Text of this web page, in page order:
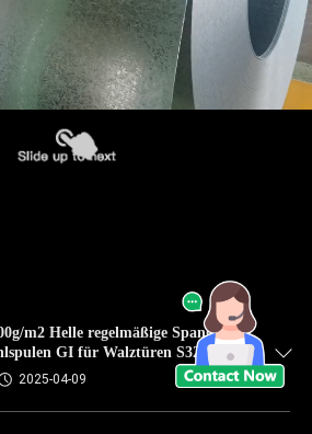
m2 Helle regelmäßige Spangle
GI für Walztüren S320GD
2025-04-09